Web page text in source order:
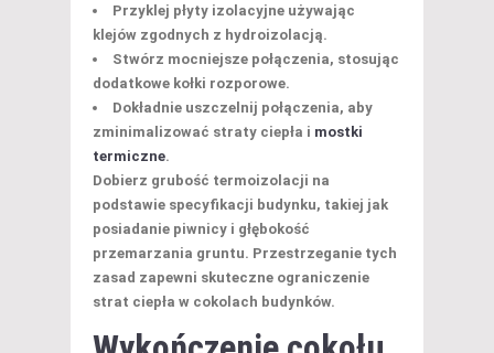
Przyklej płyty izolacyjne używając
klejów zgodnych z hydroizolacją.
Stwórz mocniejsze połączenia, stosując
dodatkowe kołki rozporowe.
Dokładnie uszczelnij połączenia, aby
zminimalizować straty ciepła i mostki
termiczne.
Dobierz grubość termoizolacji na
podstawie specyfikacji budynku, takiej jak
posiadanie piwnicy i głębokość
przemarzania gruntu. Przestrzeganie tych
zasad zapewni skuteczne ograniczenie
strat ciepła w cokolach budynków.